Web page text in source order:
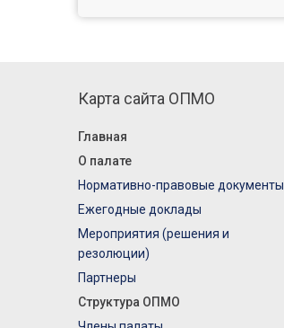
Карта сайта ОПМО
Главная
О палате
Нормативно-правовые документы
Ежегодные доклады
Мероприятия (решения и
резолюции)
Партнеры
Структура ОПМО